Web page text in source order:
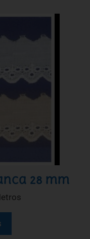
28 mm